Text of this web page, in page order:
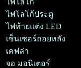
ไฟโลโก้
ไฟโลโก้ประตู
ไฟท้ายแต่ง LED
เซ็นเซอร์ถอยหลัง
เคฟล่า
จอ มอนิเตอร์